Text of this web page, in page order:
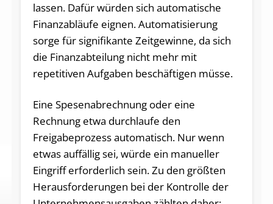
lassen. Dafür würden sich automatische
Finanzabläufe eignen. Automatisierung
sorge für signifikante Zeitgewinne, da sich
die Finanzabteilung nicht mehr mit
repetitiven Aufgaben beschäftigen müsse.
Eine Spesenabrechnung oder eine
Rechnung etwa durchlaufe den
Freigabeprozess automatisch. Nur wenn
etwas auffällig sei, würde ein manueller
Eingriff erforderlich sein. Zu den größten
Herausforderungen bei der Kontrolle der